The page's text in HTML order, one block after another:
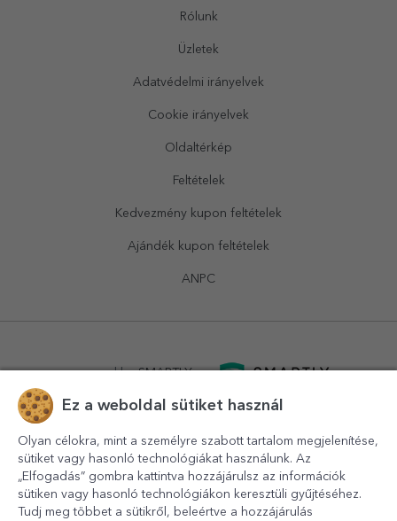
Rólunk
Üzletek
Adatvédelmi irányelvek
Cookie irányelvek
Oldaltérkép
Feltételek
Kedvezmény kupon feltételek
Ajándék kupon feltételek
ANPC
powered bySMARTLY.ro
Ez a weboldal sütiket használ
Olyan célokra, mint a személyre szabott tartalom megjelenítése,
sütiket vagy hasonló technológiákat használunk. Az
„Elfogadás” gombra kattintva hozzájárulsz az információk
sütiken vagy hasonló technológiákon keresztüli gyűjtéséhez.
Tudj meg többet a sütikről, beleértve a hozzájárulás